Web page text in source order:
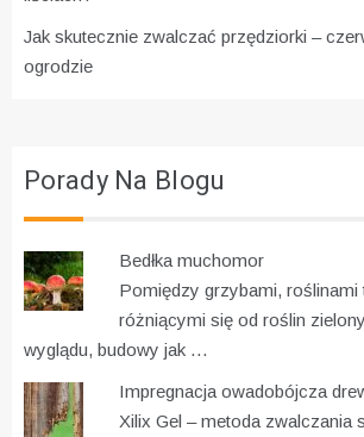
Jak skutecznie zwalczać przędziorki –
ogrodzie
Porady Na Blogu
Bedłka muchomor
Pomiędzy grzybami, roślinami
różniącymi się od roślin
wyglądu, budowy jak …
Impregnacja owadobójcza
Xilix Gel – metoda zwalczania